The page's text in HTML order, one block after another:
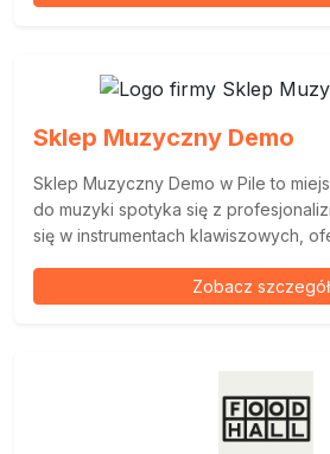
Sklep Muzyczny Demo
Sklep Muzyczny Demo w Pile to
do muzyki spotyka się z
się w instrumentach klawiszowych,
Zobacz